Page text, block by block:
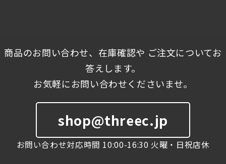
商品のお問い合わせ、在庫確認や ご注文についてお
答えします。
お気軽にお問い合わせくださいませ。
shop@threec.jp
お問い合わせ対応時間 10:00-16:30 火曜・日祝店休